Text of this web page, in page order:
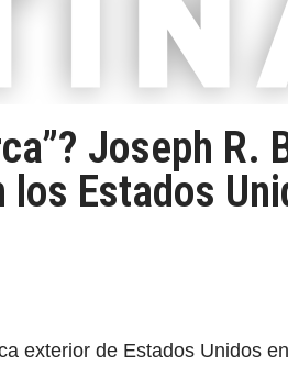
Joseph R.
Estados
exterior de Estados Unidos